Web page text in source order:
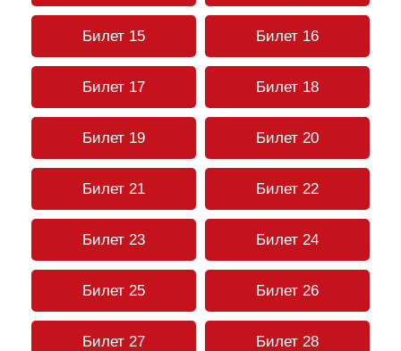
Билет 15 Билет 16
Билет 17 Билет 18
Билет 19 Билет 20
Билет 21 Билет 22
Билет 23 Билет 24
Билет 25 Билет 26
Билет 27 Билет 28